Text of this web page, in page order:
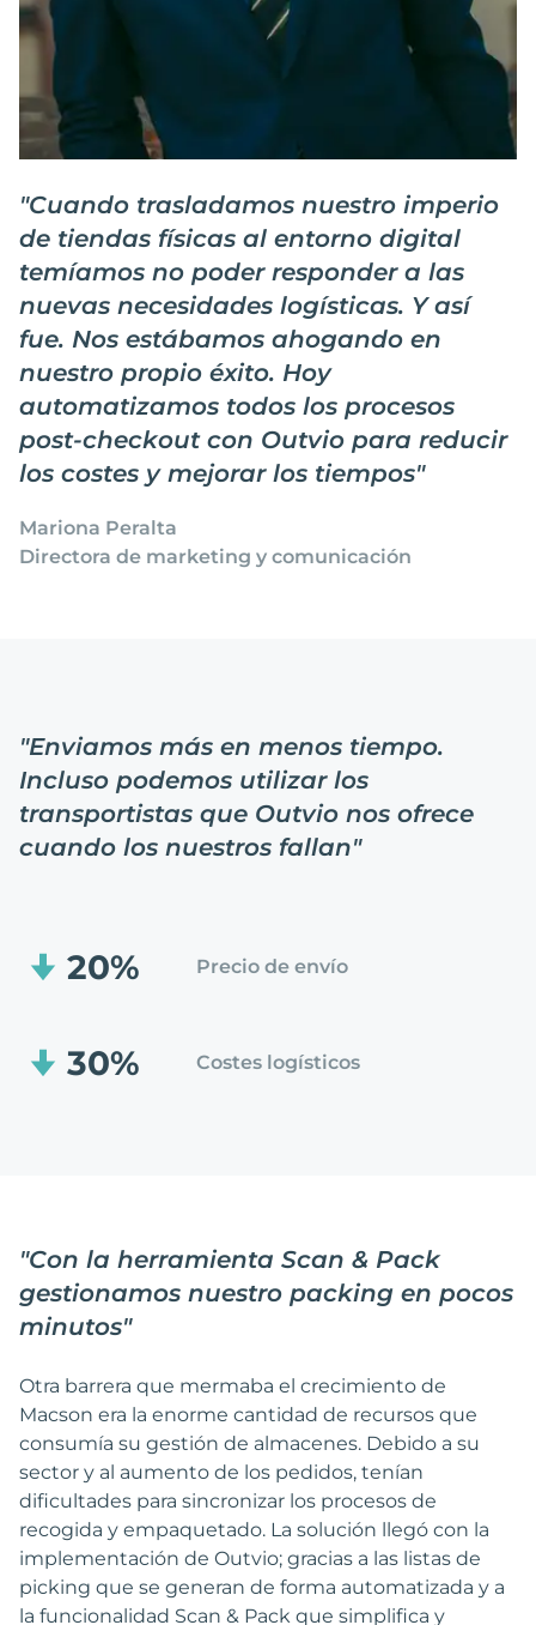
"Cuando trasladamos nuestro imperio
de tiendas físicas al entorno digital
temíamos no poder responder a las
nuevas necesidades logísticas. Y así
fue. Nos estábamos ahogando en
nuestro propio éxito. Hoy
automatizamos todos los procesos
post-checkout con Outvio para reducir
los costes y mejorar los tiempos"
Mariona Peralta
Directora de marketing y comunicación
"Enviamos más en menos tiempo.
Incluso podemos utilizar los
transportistas que Outvio nos ofrece
cuando los nuestros fallan"
20% Precio de envío
30% Costes logísticos
"Con la herramienta Scan & Pack
gestionamos nuestro packing en pocos
minutos"
Otra barrera que mermaba el crecimiento de
Macson era la enorme cantidad de recursos que
consumía su gestión de almacenes. Debido a su
sector y al aumento de los pedidos, tenían
dificultades para sincronizar los procesos de
recogida y empaquetado. La solución llegó con la
implementación de Outvio; gracias a las listas de
picking que se generan de forma automatizada y a
la funcionalidad Scan & Pack que simplifica y